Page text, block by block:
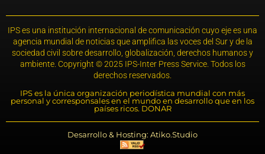
IPS es una institución internacional de comunicación cuyo eje es una
agencia mundial de noticias que amplifica las voces del Sur y de la
sociedad civil sobre desarrollo, globalización, derechos humanos y
ambiente. Copyright © 2025 IPS-Inter Press Service. Todos los
derechos reservados.
IPS es la única organización periodística mundial con más
personal y corresponsales en el mundo en desarrollo que en los
países ricos. DONAR
Desarrollo & Hosting: Atiko.Studio